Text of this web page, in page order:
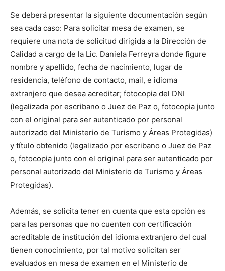
Se deberá presentar la siguiente documentación según
sea cada caso: Para solicitar mesa de examen, se
requiere una nota de solicitud dirigida a la Dirección de
Calidad a cargo de la Lic. Daniela Ferreyra donde figure
nombre y apellido, fecha de nacimiento, lugar de
residencia, teléfono de contacto, mail, e idioma
extranjero que desea acreditar; fotocopia del DNI
(legalizada por escribano o Juez de Paz o, fotocopia junto
con el original para ser autenticado por personal
autorizado del Ministerio de Turismo y Áreas Protegidas)
y título obtenido (legalizado por escribano o Juez de Paz
o, fotocopia junto con el original para ser autenticado por
personal autorizado del Ministerio de Turismo y Áreas
Protegidas).
Además, se solicita tener en cuenta que esta opción es
para las personas que no cuenten con certificación
acreditable de institución del idioma extranjero del cual
tienen conocimiento, por tal motivo solicitan ser
evaluados en mesa de examen en el Ministerio de